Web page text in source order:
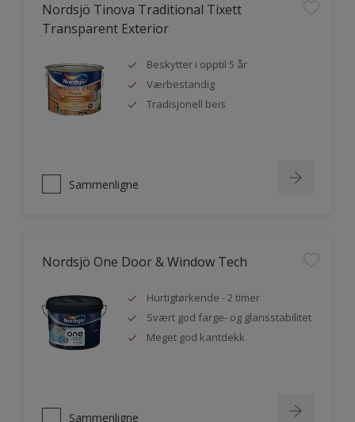
Nordsjö Tinova Traditional Tixett
Transparent Exterior
Beskytter i opptil 5 år
Værbestandig
Tradisjonell beis
Sammenligne
Nordsjö One Door & Window Tech
Hurtigtørkende - 2 timer
Svært god farge- og glansstabilitet
Meget god kantdekk
Sammenligne